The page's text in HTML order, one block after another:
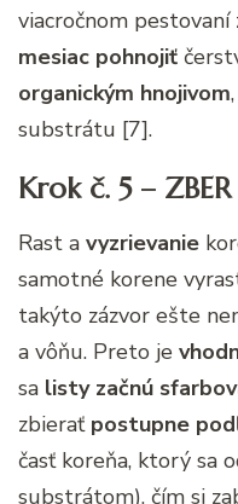
viacročnom
mesiac pohnojiť
organickým hnojivom
substrátu [7].
Krok č. 5 – ZBER
Rast a vyzrievanie
samotné korene
takýto zázvor ešte
a vôňu. Preto je
sa listy začnú
zbierať postupne
časť koreňa, ktorý sa
substrátom), čím si